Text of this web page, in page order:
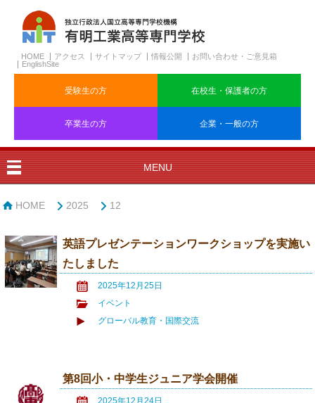
HOME アクセス サイトマップ 情報公開
お問い合わせ・ご意見箱
EnglishSite
受験生の方 在校生・保護者の方
卒業生の方 企業・一般の方
MENU
HOME 2025 12
英語プレゼンテーションワークショップを実施い
たしました
2025年12月25日
イベント
グローバル教育・国際交流
第8回小・中学生ジュニア学会開催
2025年12月24日